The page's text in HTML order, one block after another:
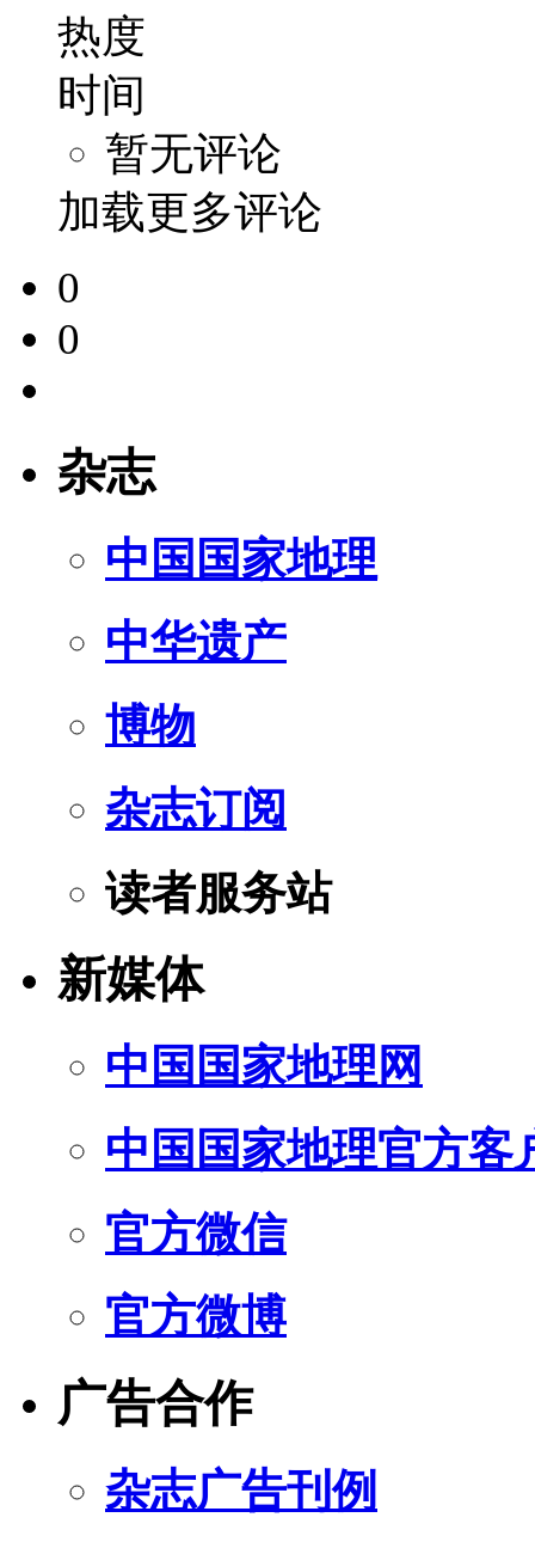
热度
时间
暂无评论
加载更多评论
0
0
杂志
中国国家地理
中华遗产
博物
杂志订阅
读者服务站
新媒体
中国国家地理网
中国国家地理官方客
官方微信
官方微博
广告合作
杂志广告刊例